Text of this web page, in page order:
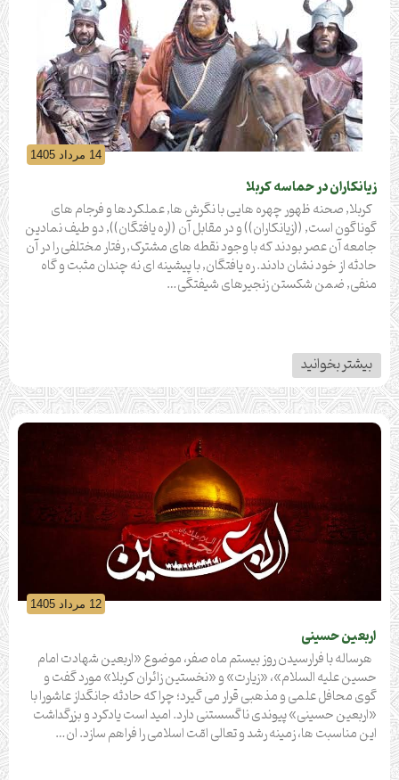
14 مرداد 1405
زیانکاران در حماسه کربلا
کربلا, صحنه ظهور چهره هایى با نگرش ها, عملکردها و فرجام هاى
گوناگون است, ((زیانکاران)) و در مقابل آن ((ره یافتگان)), دو طیف نمادین
جامعه آن عصر بودند که با وجود نقطه هاى مشترک, رفتار مختلفى را در آن
حادثه از خود نشان دادند. ره یافتگان, با پیشینه اى نه چندان مثبت و گاه
منفى, ضمن شکستن زنجیرهاى شیفتگى…
بیشتر بخوانید
12 مرداد 1405
اربعین حسینی
هرساله با فرارسیدن روز بیستم ماه صفر، موضوع «اربعین شهادت امام
حسین علیه السلام»، «زیارت» و «نخستین زائران کربلا» مورد گفت و
گوی محافل علمی و مذهبی قرار می گیرد؛ چرا که حادثه جانگداز عاشورا با
«اربعین حسینی» پیوندی ناگسستنی دارد. امید است یادکرد و بزرگداشت
این مناسبت ها، زمینه رشد و تعالی امّت اسلامی را فراهم سازد. ان…